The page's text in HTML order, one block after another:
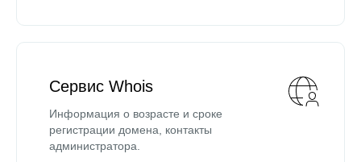
Сервис Whois
Информация о возрасте и сроке
регистрации домена, контакты
администратора.